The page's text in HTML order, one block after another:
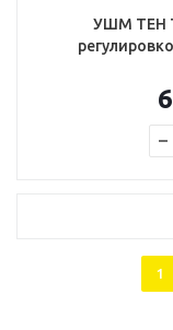
УШМ TEH
1